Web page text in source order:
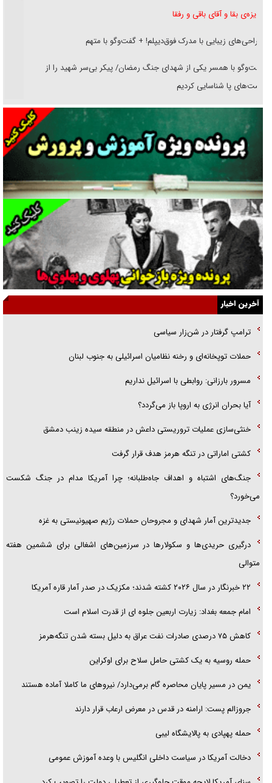
غریزه‌ی بقا و آقای باقی و رفقا
جراحی‌های زیبایی با مدرک فوق‌دیپلم! + گفت‌وگو با متهم
گفت‌وگو با همسر یکی از شهدای جنگ رمضان/ پیکر بی‌سر شهید را از
انگشت‌های پا شناسایی کردیم
نسلی که آنلاین الگو می‌گیرد
گفت‌وگو با آیت‌الله جاودان/ جفای مخالفان مکانت معنوی رهبر شهید را
ارتقا می‌داد
راننده مست به قانون می‌خندد
همه آقای دوربینی شده‌ایم!
قصه ناتمام سرویس مدارس
آیا مقاومت فلسطین خلع‌سلاح می‌شود؟
الگوی وحدت‌آفرین در ادراک سیاست خارجی
گفتگوی دکتر اخوان مدیرمسئول روزنامه جوان با برنامه تلویزیونی «نبرد
هرمز»
امام حسین (ع) کشته سیرت‌های عصر جاهلی شد
فریاد‌ها و ناله‌های دوستان مبارزدلم را آتش می‌زد
آخرین اخبار
ترامپ گرفتار در شن‌زار سیاسی
حملات توپخانه‌ای و رخنه نظامیان اسرائیلی به جنوب لبنان
مسرور بارزانی: روابطی با اسرائیل نداریم
آیا بحران انرژی به اروپا باز می‌گردد؟
خنثی‌سازی عملیات تروریستی داعش در منطقه سیده زینب دمشق
کشتی اماراتی در تنگه هرمز هدف قرار گرفت
جنگ‌های اشتباه و اهداف جاه‌طلبانه؛ چرا آمریکا مدام در جنگ شکست
می‌خورد؟
جدیدترین آمار شهدای و مجروحان حملات رژیم صهیونیستی به غزه
درگیری حریدی‌ها و سکولارها در سرزمین‌های اشغالی برای ششمین هفته
متوالی
۲۲ خبرنگار در سال ۲۰۲۶ کشته شدند؛ مکزیک در صدر آمار قاره آمریکا
امام جمعه بغداد: زیارت اربعین جلوه ای از قدرت اسلام است
کاهش ۷۵ درصدی صادرات نفت عراق به دلیل بسته شدن تنگه‌هرمز
حمله روسیه به یک کشتی حامل سلاح برای اوکراین
یمن در مسیر پایان محاصره گام برمی‌دارد/ نیرو‌های ما کاملا آماده هستند
جروزالم پست: ارامنه در قدس در معرض ارعاب قرار دارند
حمله پهپادی به پالایشگاه لیبی
دخالت آمریکا در سیاست داخلی انگلیس با وعده آموزش عمومی